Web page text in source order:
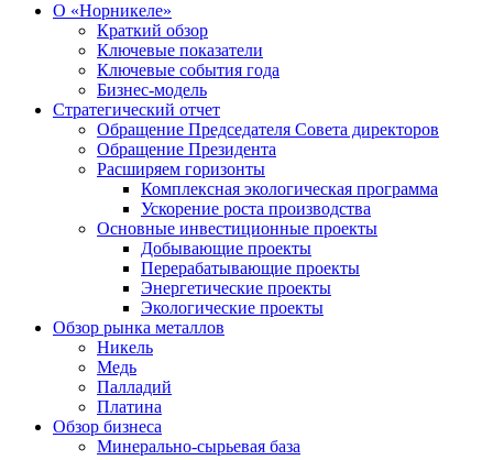
О «Норникеле»
Краткий обзор
Ключевые показатели
Ключевые события года
Бизнес-модель
Стратегический отчет
Обращение Председателя Совета директоров
Обращение Президента
Расширяем горизонты
Комплексная экологическая программа
Ускорение роста производства
Основные инвестиционные проекты
Добывающие проекты
Перерабатывающие проекты
Энергетические проекты
Экологические проекты
Обзор рынка металлов
Никель
Медь
Палладий
Платина
Обзор бизнеса
Минерально-сырьевая база